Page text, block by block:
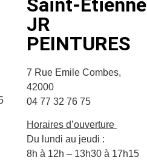
Saint-Étienne
JR
PEINTURES
7 Rue Emile Combes,
42000
04 77 32 76 75
Horaires d’ouverture
Du lundi au jeudi :
8h à 12h – 13h30 à 17h15